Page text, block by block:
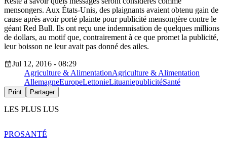
mensongers. Aux États-Unis, des plaignants avaient obtenu gain de
cause après avoir porté plainte pour publicité mensongère contre le
géant Red Bull. Ils ont reçu une indemnisation de quelques millions
de dollars, au motif que, contrairement à ce que promet la publicité,
leur boisson ne leur avait pas donné des ailes.
Jul 12, 2016 - 08:29
Agriculture & AlimentationAgriculture & Alimentation
AllemagneEuropeLettonieLituaniepublicitéSanté
Print Partager
LES PLUS LUS
PROSANTÉ